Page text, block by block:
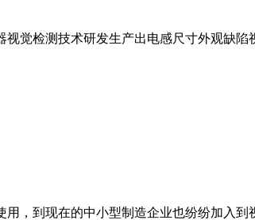
觉检测技术研发生产出电感尺寸外观缺
，到现在的中小型制造企业也纷纷加入